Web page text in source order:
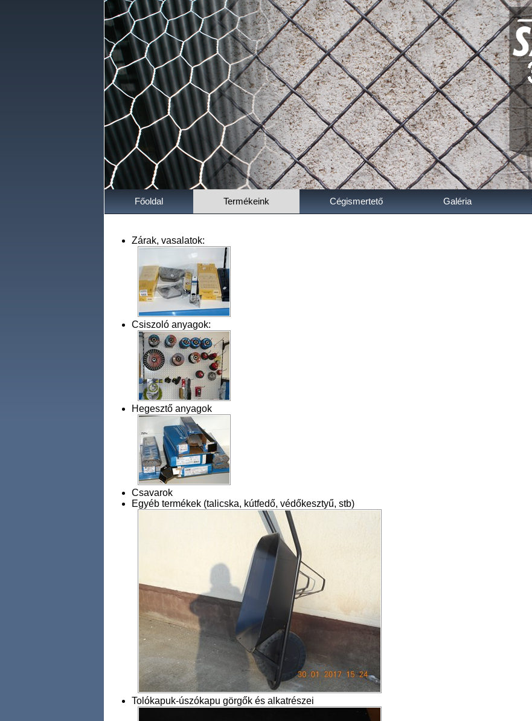
Főoldal Termékeink Cégismertető Galéria
Zárak, vasalatok:
Csiszoló anyagok:
Hegesztő anyagok
Csavarok
Egyéb termékek (talicska, kútfedő, védőkesztyű, stb)
Tolókapuk-úszókapu görgők és alkatrészei